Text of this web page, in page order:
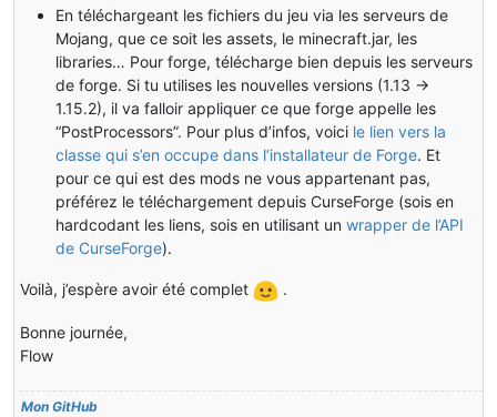
En téléchargeant les fichiers du jeu via les serveurs de
Mojang, que ce soit les assets, le minecraft.jar, les
libraries… Pour forge, télécharge bien depuis les serveurs
de forge. Si tu utilises les nouvelles versions (1.13 ->
1.15.2), il va falloir appliquer ce que forge appelle les
“PostProcessors”. Pour plus d’infos, voici le lien vers la
classe qui s’en occupe dans l’installateur de Forge. Et
pour ce qui est des mods ne vous appartenant pas,
préférez le téléchargement depuis CurseForge (sois en
hardcodant les liens, sois en utilisant un wrapper de l’API
de CurseForge).
Voilà, j’espère avoir été complet .
Bonne journée,
Flow
Mon GitHub